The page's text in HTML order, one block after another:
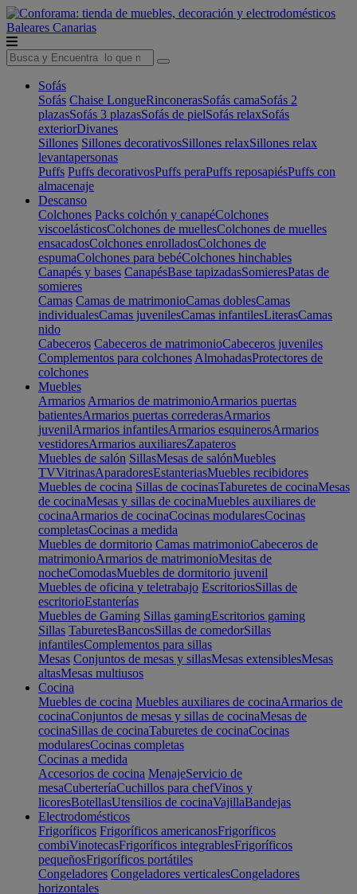
Baleares Canarias
Sofás
Sofás Chaise LongueRinconerasSofás camaSofás 2
plazasSofás 3 plazasSofás de pielSofás relaxSofás
exteriorDivanes
Sillones Sillones decorativosSillones relaxSillones relax
levantapersonas
Puffs Puffs decorativosPuffs peraPuffs reposapiésPuffs con
almacenaje
Descanso
Colchones Packs colchón y canapéColchones
viscoelásticosColchones de muellesColchones de muelles
ensacadosColchones enrolladosColchones de
espumaColchones para bebéColchones hinchables
Canapés y bases CanapésBase tapizadasSomieresPatas de
somieres
Camas Camas de matrimonioCamas doblesCamas
individualesCamas juvenilesCamas infantilesLiterasCamas
nido
Cabeceros Cabeceros de matrimonioCabeceros juveniles
Complementos para colchones AlmohadasProtectores de
colchones
Muebles
Armarios Armarios de matrimonioArmarios puertas
batientesArmarios puertas correderasArmarios
juvenilArmarios infantilesArmarios esquinerosArmarios
vestidoresArmarios auxiliaresZapateros
Muebles de salón SillasMesas de salónMuebles
TVVitrinasAparadoresEstanteriasMuebles recibidores
Muebles de cocina Sillas de cocinasTaburetes de cocinaMesas
de cocinaMesas y sillas de cocinaMuebles auxiliares de
cocinaArmarios de cocinaCocinas modularesCocinas
completasCocinas a medida
Muebles de dormitorio Camas matrimonioCabeceros de
matrimonioArmarios de matrimonioMesitas de
nocheComodasMuebles de dormitorio juvenil
Muebles de oficina y teletrabajo EscritoriosSillas de
escritorioEstanterías
Muebles de Gaming Sillas gamingEscritorios gaming
Sillas TaburetesBancosSillas de comedorSillas
infantilesComplementos para sillas
Mesas Conjuntos de mesas y sillasMesas extensiblesMesas
altasMesas multiusos
Cocina
Muebles de cocina Muebles auxiliares de cocinaArmarios de
cocinaConjuntos de mesas y sillas de cocinaMesas de
cocinaSillas de cocinaTaburetes de cocinaCocinas
modularesCocinas completas
Cocinas a medida
Accesorios de cocina MenajeServicio de
mesaCuberteríaCuchillos para chefVinos y
licoresBotellasUtensilios de cocinaVajillaBandejas
Electrodomésticos
Frigoríficos Frigoríficos americanosFrigoríficos
combiVinotecasFrigoríficos integrablesFrigoríficos
pequeñosFrigoríficos portátiles
Congeladores Congeladores verticalesCongeladores
horizontales